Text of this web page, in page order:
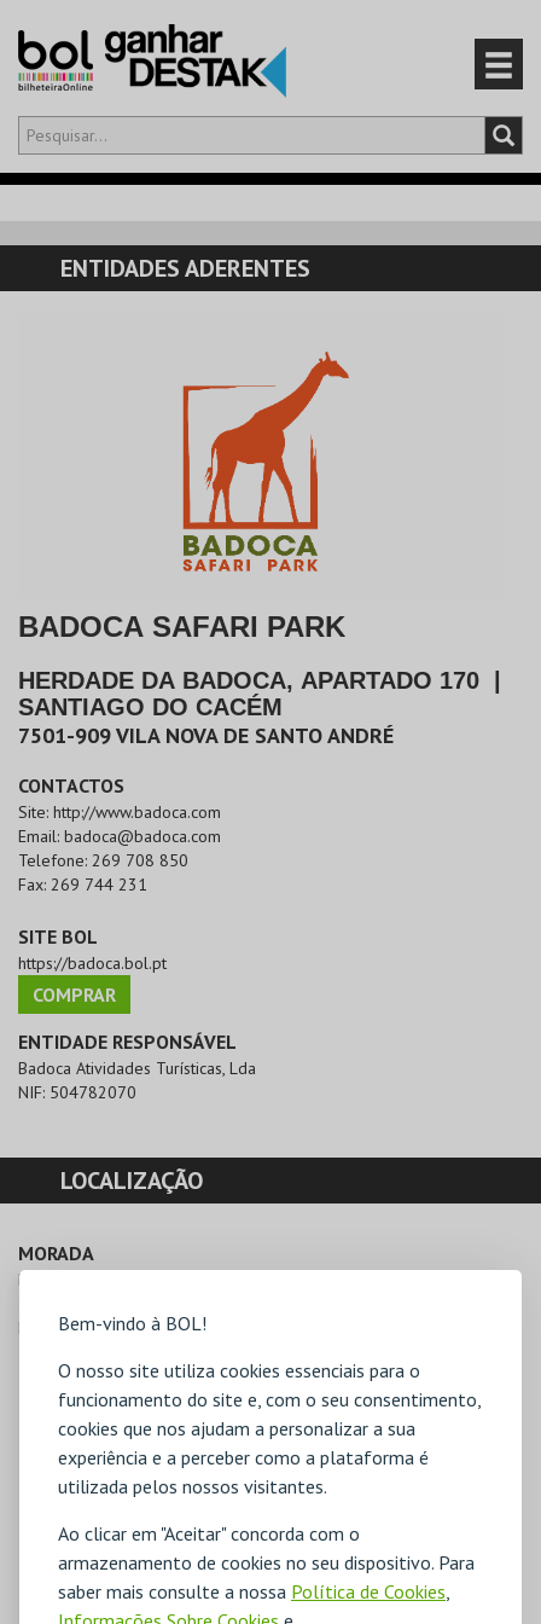
Bem-vindo à BOL!
O nosso site utiliza cookies essenciais para o
funcionamento do site e, com o seu consentimento,
cookies que nos ajudam a personalizar a sua
experiência e a perceber como a plataforma é
utilizada pelos nossos visitantes.
Ao clicar em "Aceitar" concorda com o
armazenamento de cookies no seu dispositivo. Para
saber mais consulte a nossa Política de Cookies
Olá,iniciar sessão
CARRINHO
EVENTOS
ENTIDADES ADERENTES
BADOCA SAFARI PARK
HERDADE DA BADOCA, APARTADO 170
SANTIAGO DO CACÉM
7501-909VILA NOVA DE SANTO ANDRÉ
CONTACTOS
Site: http://www.badoca.com
Email: badoca@badoca.com
Telefone: 269 708 850
Fax: 269 744 231
SITE BOL
https://badoca.bol.pt
COMPRAR
ENTIDADE RESPONSÁVEL
Badoca Atividades Turísticas, Lda
NIF: 504782070
LOCALIZAÇÃO
MORADA
Herdade da Badoca, Apartado 170
Direcções para Badoca Safari Park